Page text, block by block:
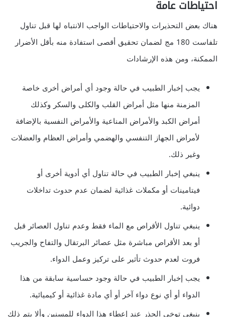
احتياطات عامة
هناك بعض التحذيرات والاحتياطات الواجب الانتباه لها قبل تناول
تلفاست 180 مج لضمان تحقيق أقصى استفادة منه بأقل الأضرار
الممكنة، ومن هذه الإرشادات
يجب إخبار الطبيب في حالة وجود أي أمراض أخرى خاصة
المزمنة منها مثل أمراض القلب والكلى والسكر وكذلك
أمراض الكبد والأمراض المناعية والأمراض النفسية بالإضافة
لأمراض الجهاز التنفسي والهضمي وأمراض العظام والعضلات
وغير ذلك.
ينبغي إخبار الطبيب في حالة تناول أي أدوية أخرى أو
فيتامينات أو مكملات غذائية لضمان عدم حدوث تداخلات
دوائية.
ينبغي تناول الأقراص مع الماء فقط وعدم تناول العصائر قبل
أو بعد الأقراص مباشرة مثل عصائر البرتقال والتفاح والجريب
فروت لعدم حدوث تأثير على تركيز وعمل الدواء.
يجب إخبار الطبيب في حالة وجود حساسية سابقة من هذا
الدواء أو أي نوع دواء آخر أو أي مادة غذائية أو كيميائية.
ينبغي توخي الحذر عند إعطاء هذا الدواء للمسنين وألا يتم ذلك